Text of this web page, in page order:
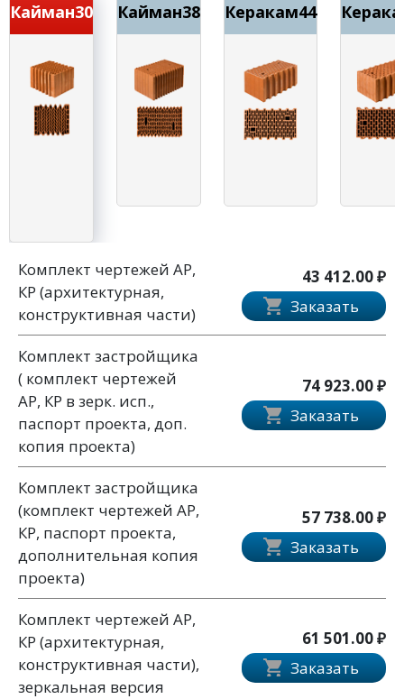
Кайман30 Кайман38 Керакам44
Комплект чертежей АР,
КР (архитектурная,
конструктивная части)
43 412.00 ₽
Заказать
Комплект застройщика
( комплект чертежей
АР, КР в зерк. исп.,
паспорт проекта, доп.
копия проекта)
74 923.00 ₽
Заказать
Комплект застройщика
(комплект чертежей АР,
КР, паспорт проекта,
дополнительная копия
проекта)
57 738.00 ₽
Заказать
Комплект чертежей АР,
КР (архитектурная,
конструктивная части),
зеркальная версия
61 501.00 ₽
Заказать